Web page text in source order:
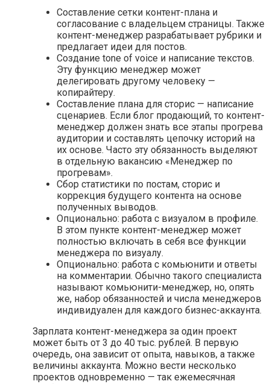
Составление сетки контент-плана и
согласование с владельцем страницы. Также
контент-менеджер разрабатывает рубрики и
предлагает идеи для постов.
Создание tone of voice и написание текстов.
Эту функцию менеджер может
делегировать другому человеку —
копирайтеру.
Составление плана для сторис — написание
сценариев. Если блог продающий, то контент-
менеджер должен знать все этапы прогрева
аудитории и составлять цепочку историй на
их основе. Часто эту обязанность выделяют
в отдельную вакансию «Менеджер по
прогревам».
Сбор статистики по постам, сторис и
коррекция будущего контента на основе
полученных выводов.
Опционально: работа с визуалом в профиле.
В этом пункте контент-менеджер может
полностью включать в себя все функции
менеджера по визуалу.
Опционально: работа с комьюнити и ответы
на комментарии. Обычно такого специалиста
называют комьюнити-менеджер, но, опять
же, набор обязанностей и числа менеджеров
индивидуален для каждого бизнес-аккаунта.
Зарплата контент-менеджера за один проект
может быть от 3 до 40 тыс. рублей. В первую
очередь, она зависит от опыта, навыков, а также
величины аккаунта. Можно вести несколько
проектов одновременно — так ежемесячная